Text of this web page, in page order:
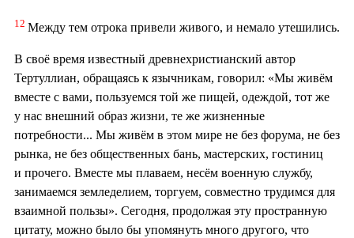
12 Между тем отрока привели живого, и немало утешились.
В своё время известный древнехристианский автор
Тертуллиан, обращаясь к язычникам, говорил: «Мы живём
вместе с вами, пользуемся той же пищей, одеждой, тот же
у нас внешний образ жизни, те же жизненные
потребности... Мы живём в этом мире не без форума, не без
рынка, не без общественных бань, мастерских, гостиниц
и прочего. Вместе мы плаваем, несём военную службу,
занимаемся земледелием, торгуем, совместно трудимся для
взаимной пользы». Сегодня, продолжая эту пространную
цитату, можно было бы упомянуть много другого, что